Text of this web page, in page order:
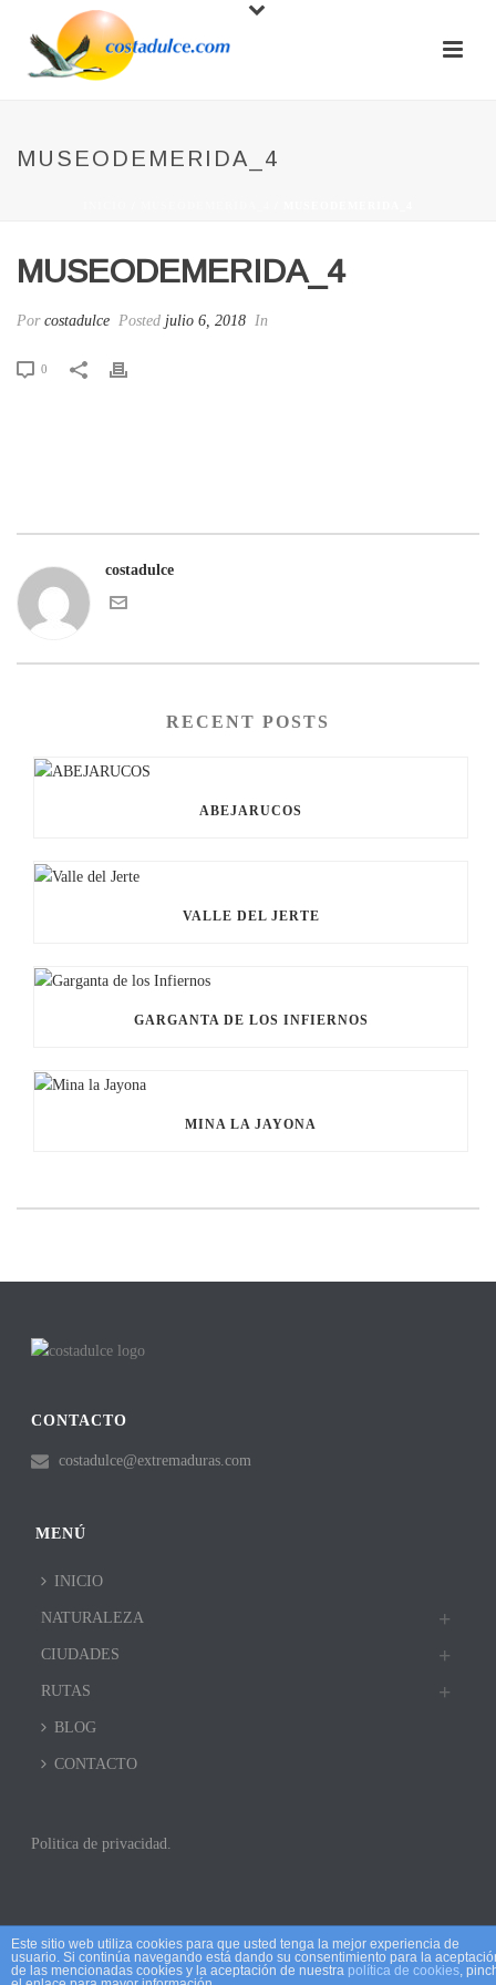
MUSEODEMERIDA_4
MUSEODEMERIDA_4
Por costadulce Posted julio 6, 2018 In
0
costadulce
RECENT POSTS
ABEJARUCOS
VALLE DEL JERTE
GARGANTA DE LOS INFIERNOS
MINA LA JAYONA
CONTACTO
costadulce@extremaduras.com
MENÚ
INICIO
NATURALEZA
CIUDADES
RUTAS
BLOG
CONTACTO
Politica de privacidad.
Este sitio web utiliza cookies para que usted tenga la mejor experiencia de
usuario. Si continúa navegando está dando su consentimiento para la
de las mencionadas cookies y la aceptación de nuestra política de cookies,